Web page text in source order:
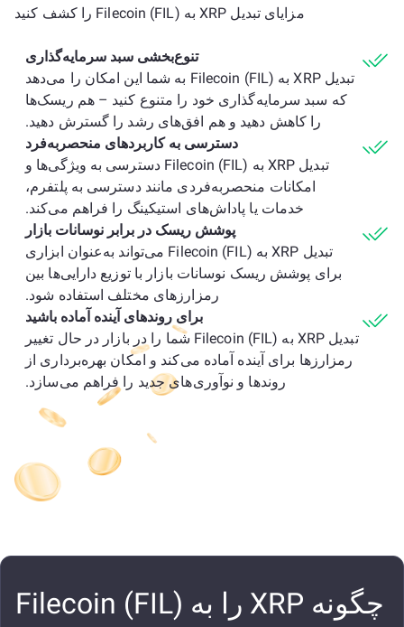
مزایای تبدیل XRP به Filecoin (FIL) را کشف کنید
تنوع‌بخشی سبد سرمایه‌گذاری
تبدیل XRP به Filecoin (FIL) به شما این امکان را می‌دهد
که سبد سرمایه‌گذاری خود را متنوع کنید – هم ریسک‌ها
را کاهش دهید و هم افق‌های رشد را گسترش دهید.
دسترسی به کاربردهای منحصربه‌فرد
تبدیل XRP به Filecoin (FIL) دسترسی به ویژگی‌ها و
امکانات منحصربه‌فردی مانند دسترسی به پلتفرم،
خدمات یا پاداش‌های استیکینگ را فراهم می‌کند.
پوشش ریسک در برابر نوسانات بازار
تبدیل XRP به Filecoin (FIL) می‌تواند به‌عنوان ابزاری
برای پوشش ریسک نوسانات بازار با توزیع دارایی‌ها بین
رمزارزهای مختلف استفاده شود.
برای روندهای آینده آماده باشید
تبدیل XRP به Filecoin (FIL) شما را در بازار در حال تغییر
رمزارزها برای آینده آماده می‌کند و امکان بهره‌برداری از
روندها و نوآوری‌های جدید را فراهم می‌سازد.
چگونه XRP را به Filecoin (FIL)